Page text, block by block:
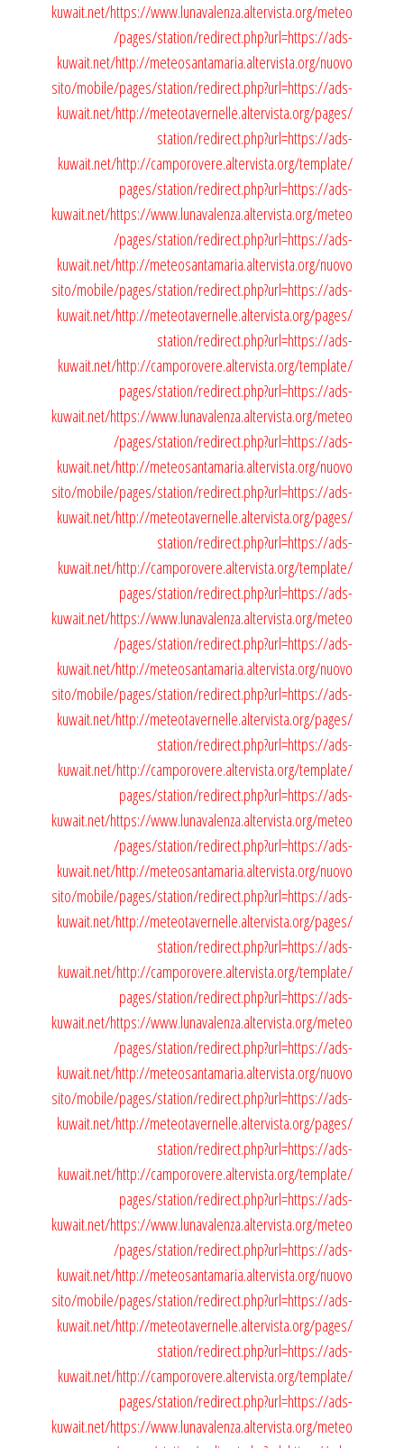
kuwait.net/https://www.lunavalenza.altervista.org/meteo
/pages/station/redirect.php?url=https://ads-
kuwait.net/http://meteosantamaria.altervista.org/nuovo
sito/mobile/pages/station/redirect.php?url=https://ads-
kuwait.net/http://meteotavernelle.altervista.org/pages/
station/redirect.php?url=https://ads-
kuwait.net/http://camporovere.altervista.org/template/
pages/station/redirect.php?url=https://ads-
kuwait.net/https://www.lunavalenza.altervista.org/meteo
/pages/station/redirect.php?url=https://ads-
kuwait.net/http://meteosantamaria.altervista.org/nuovo
sito/mobile/pages/station/redirect.php?url=https://ads-
kuwait.net/http://meteotavernelle.altervista.org/pages/
station/redirect.php?url=https://ads-
kuwait.net/http://camporovere.altervista.org/template/
pages/station/redirect.php?url=https://ads-
kuwait.net/https://www.lunavalenza.altervista.org/meteo
/pages/station/redirect.php?url=https://ads-
kuwait.net/http://meteosantamaria.altervista.org/nuovo
sito/mobile/pages/station/redirect.php?url=https://ads-
kuwait.net/http://meteotavernelle.altervista.org/pages/
station/redirect.php?url=https://ads-
kuwait.net/http://camporovere.altervista.org/template/
pages/station/redirect.php?url=https://ads-
kuwait.net/https://www.lunavalenza.altervista.org/meteo
/pages/station/redirect.php?url=https://ads-
kuwait.net/http://meteosantamaria.altervista.org/nuovo
sito/mobile/pages/station/redirect.php?url=https://ads-
kuwait.net/http://meteotavernelle.altervista.org/pages/
station/redirect.php?url=https://ads-
kuwait.net/http://camporovere.altervista.org/template/
pages/station/redirect.php?url=https://ads-
kuwait.net/https://www.lunavalenza.altervista.org/meteo
/pages/station/redirect.php?url=https://ads-
kuwait.net/http://meteosantamaria.altervista.org/nuovo
sito/mobile/pages/station/redirect.php?url=https://ads-
kuwait.net/http://meteotavernelle.altervista.org/pages/
station/redirect.php?url=https://ads-
kuwait.net/http://camporovere.altervista.org/template/
pages/station/redirect.php?url=https://ads-
kuwait.net/https://www.lunavalenza.altervista.org/meteo
/pages/station/redirect.php?url=https://ads-
kuwait.net/http://meteosantamaria.altervista.org/nuovo
sito/mobile/pages/station/redirect.php?url=https://ads-
kuwait.net/http://meteotavernelle.altervista.org/pages/
station/redirect.php?url=https://ads-
kuwait.net/http://camporovere.altervista.org/template/
pages/station/redirect.php?url=https://ads-
kuwait.net/https://www.lunavalenza.altervista.org/meteo
/pages/station/redirect.php?url=https://ads-
kuwait.net/http://meteosantamaria.altervista.org/nuovo
sito/mobile/pages/station/redirect.php?url=https://ads-
kuwait.net/http://meteotavernelle.altervista.org/pages/
station/redirect.php?url=https://ads-
kuwait.net/http://camporovere.altervista.org/template/
pages/station/redirect.php?url=https://ads-
kuwait.net/https://www.lunavalenza.altervista.org/meteo